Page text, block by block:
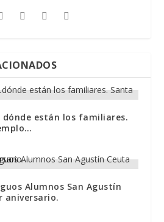
dónde están los familiares.
Alumnos San Agustín
aniversario.